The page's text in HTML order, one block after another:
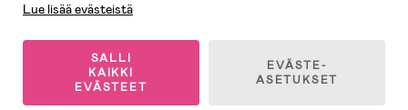
Lue lisää evästeistä
SALLI
KAIKKI
EVÄSTEET
EVÄSTE-
ASETUKSET